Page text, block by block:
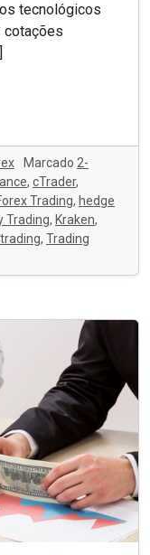
tecnológicos
cotações
Marcado 2-
, cTrader,
Trading, hedge
Trading, Kraken,
, Trading